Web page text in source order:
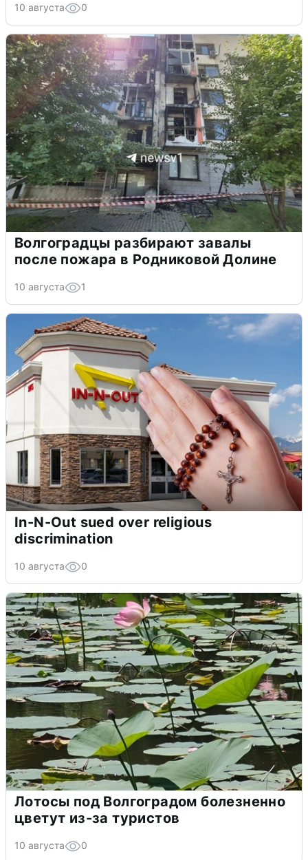
10 августа 0
Волгоградцы разбирают завалы
после пожара в Родниковой Долине
10 августа 1
In-N-Out sued over religious
discrimination
10 августа 0
Лотосы под Волгоградом болезненно
цветут из-за туристов
10 августа 0